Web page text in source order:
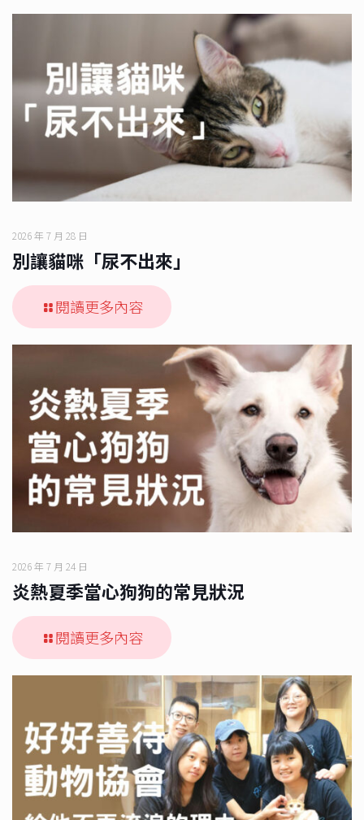
2026 年 7 月 28 日
別讓貓咪「尿不出來」
閱讀更多內容
2026 年 7 月 24 日
炎熱夏季當心狗狗的常見狀況
閱讀更多內容